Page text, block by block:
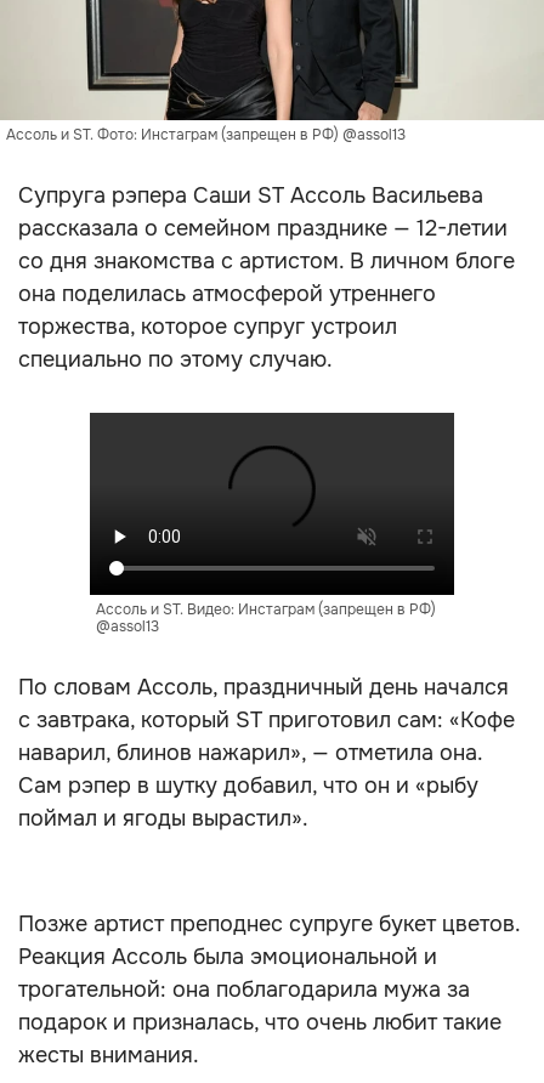
Ассоль и ST. Фото: Инстаграм (запрещен в РФ) @assol13
Супруга рэпера Саши ST Ассоль Васильева
рассказала о семейном празднике — 12-летии
со дня знакомства с артистом. В личном блоге
она поделилась атмосферой утреннего
торжества, которое супруг устроил
специально по этому случаю.
Ассоль и ST. Видео: Инстаграм (запрещен в РФ)
@assol13
По словам Ассоль, праздничный день начался
с завтрака, который ST приготовил сам: «Кофе
наварил, блинов нажарил», — отметила она.
Сам рэпер в шутку добавил, что он и «рыбу
поймал и ягоды вырастил».
Позже артист преподнес супруге букет цветов.
Реакция Ассоль была эмоциональной и
трогательной: она поблагодарила мужа за
подарок и призналась, что очень любит такие
жесты внимания.